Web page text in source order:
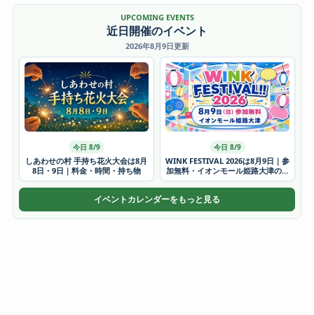
UPCOMING EVENTS
近日開催のイベント
2026年8月9日更新
今日 8/9
しあわせの村 手持ち花火大会は8月
8日・9日｜料金・時間・持ち物
今日 8/9
WINK FESTIVAL 2026は8月9日｜参
加無料・イオンモール姫路大津の時
間
イベントカレンダーをもっと見る